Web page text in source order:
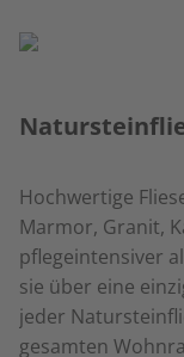
Hochwertige
Marmor, Granit,
pflegeintensiver
sie über eine
jeder
gesamten